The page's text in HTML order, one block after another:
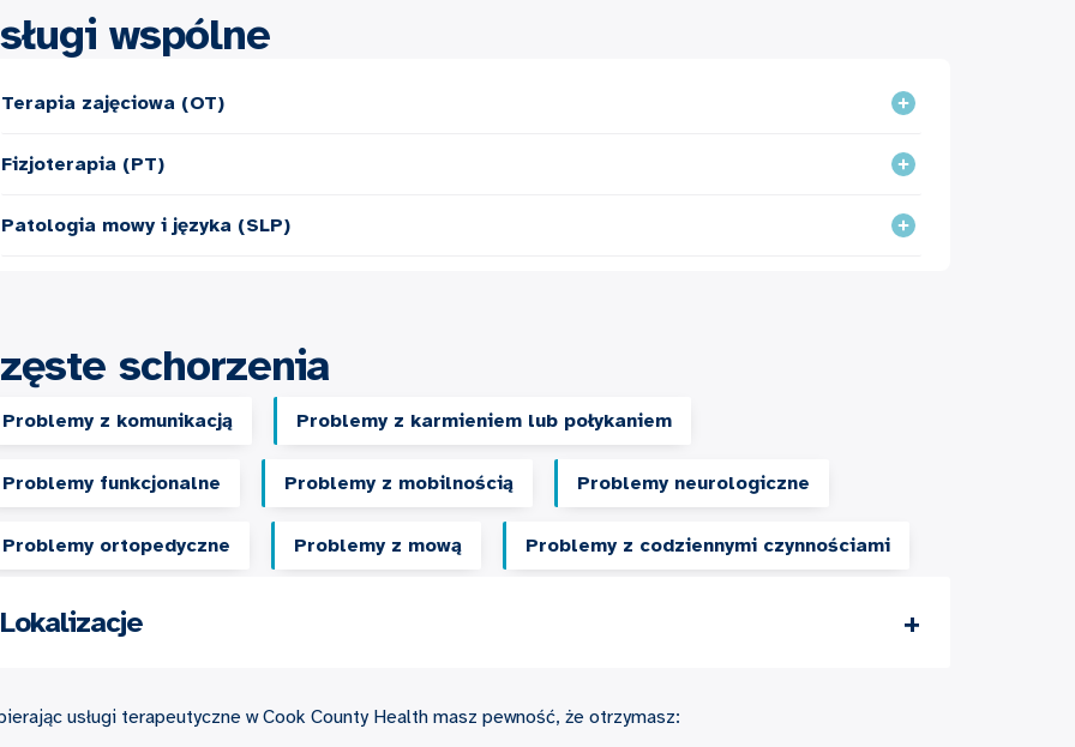
wspólne
Terapia zajęciowa (OT)
Fizjoterapia (PT)
Patologia mowy i języka (SLP)
schorzenia
Problemy z komunikacją Problemy z karmieniem lub połykaniem
Problemy funkcjonalne Problemy z mobilnością Problemy neurologiczne
Problemy ortopedyczne Problemy z mową Problemy z codziennymi czynnościami
Lokalizacje
usługi terapeutyczne w Cook County Health masz pewność, że otrzymasz: